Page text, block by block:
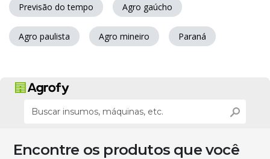
Previsão do tempo Agro gaúcho
Agro paulista Agro mineiro Paraná
Encontre os produtos que você